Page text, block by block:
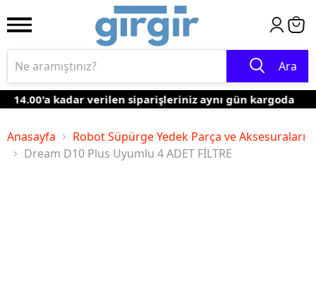
Ara
14.00'a kadar verilen siparişleriniz aynı gün kargoda
Anasayfa
Robot Süpürge Yedek Parça ve Aksesuraları
Dream D10 Plus Uyumlu 4 ADET FİLTRE